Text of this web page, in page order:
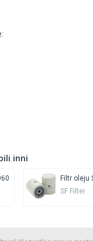
inni
Filtr oleju
SF Filter